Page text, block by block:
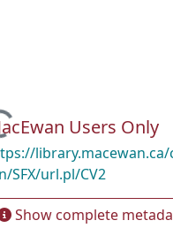
Users Only
library.macewan.ca/
SFX/url.pl/CV2
Show complete